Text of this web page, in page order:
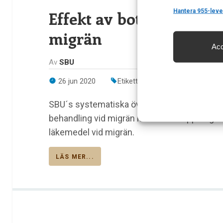
och
Hantera 955-
Effekt av
migrän
Av SBU
26 jun 2020 Etiketter:
SBU´s systematiska översikt som studerat
behandling vid migrän hos vuxna.
läkemedel vid migrän.
LÄS MER...